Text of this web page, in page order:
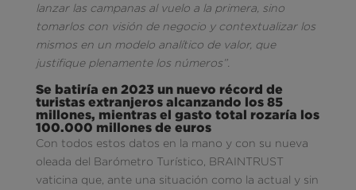
lanzar las campanas al vuelo a la primera, sino
tomarlos con visión de negocio y contextualizar los
mismos en un modelo analítico de valor, que
justifique plenamente los números”.
Se batiría en 2023 un nuevo récord de
turistas extranjeros alcanzando los 85
millones, mientras el gasto total rozaría los
100.000 millones de euros
Con todos estos datos en la mano y con su nueva
oleada del Barómetro Turístico, BRAINTRUST
vaticina que, ante una situación como la actual y sin